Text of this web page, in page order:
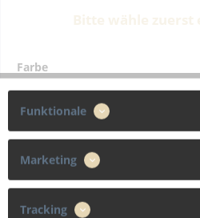
Farbe
S M
Funktionale
Marketing
Tracking